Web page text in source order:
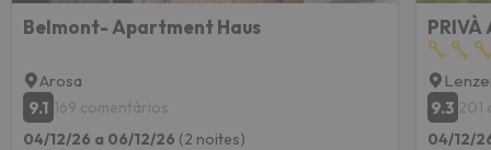
Belmont- Apartment Haus
Arosa
9.1 169 comentários
04/12/26 a 06/12/26 (2 noites)
9.3 201
04/12/